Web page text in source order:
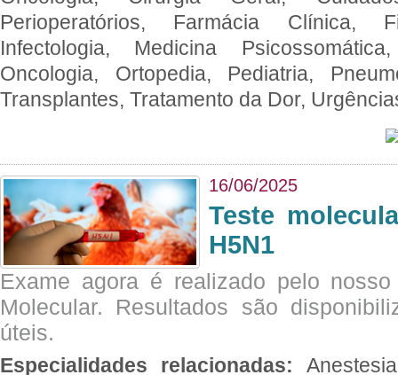
Perioperatórios, Farmácia Clínica,
Infectologia, Medicina
Oncologia, Ortopedia, Pediatria,
Transplantes, Tratamento da Dor,
16/06/2025
Teste
H5N1
Exame agora é realizado pelo
Molecular. Resultados são
úteis.
Especialidades relacionadas: